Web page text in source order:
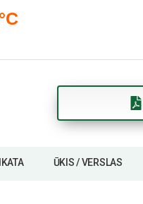
ŪKIS / VERSLAS